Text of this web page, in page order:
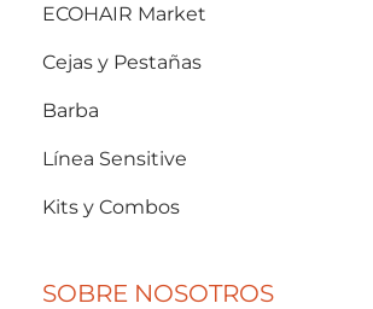
ECOHAIR Market
Cejas y Pestañas
Barba
Línea Sensitive
Kits y Combos
SOBRE NOSOTROS